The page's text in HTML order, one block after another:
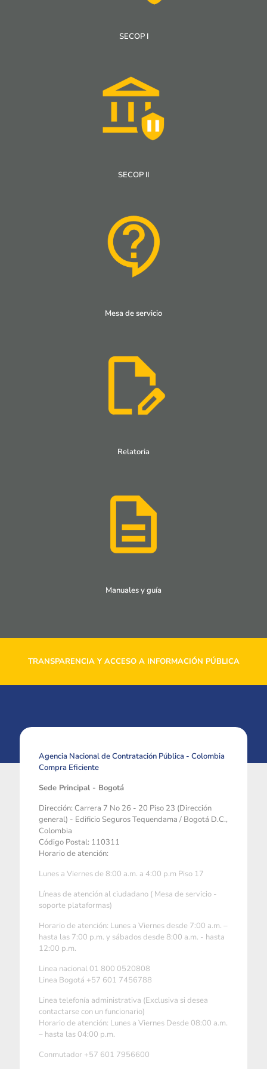
SECOP I
SECOP II
Mesa de servicio
Relatoria
Manuales y guía
TRANSPARENCIA Y ACCESO A INFORMACIÓN PÚBLICA
Agencia Nacional de Contratación Pública - Colombia
Compra Eficiente
Sede Principal - Bogotá
Dirección: Carrera 7 No 26 - 20 Piso 23 (Dirección
general) - Edificio Seguros Tequendama / Bogotá D.C.,
Colombia
Código Postal: 110311
Horario de atención:
Lunes a Viernes de 8:00 a.m. a 4:00 p.m Piso 17
Líneas de atención al ciudadano ( Mesa de servicio -
soporte plataformas)
Horario de atención: Lunes a Viernes desde 7:00 a.m. –
hasta las 7:00 p.m. y sábados desde 8:00 a.m. - hasta
12:00 p.m.
Linea nacional 01 800 0520808
Linea Bogotá +57 601 7456788
Linea telefonía administrativa (Exclusiva si desea
contactarse con un funcionario)
Horario de atención: Lunes a Viernes Desde 08:00 a.m.
– hasta las 04:00 p.m.
Conmutador +57 601 7956600